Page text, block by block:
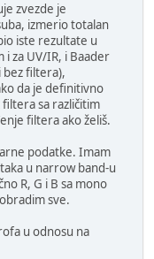
zvezde je
izmerio totalan
iste rezultate u
za UV/IR, i Baader
bez filtera),
da je definitivno
sa različitim
filtera ako želiš.
podatke. Imam
u narrow band-u
R, G i B sa mono
sve.
u odnosu na